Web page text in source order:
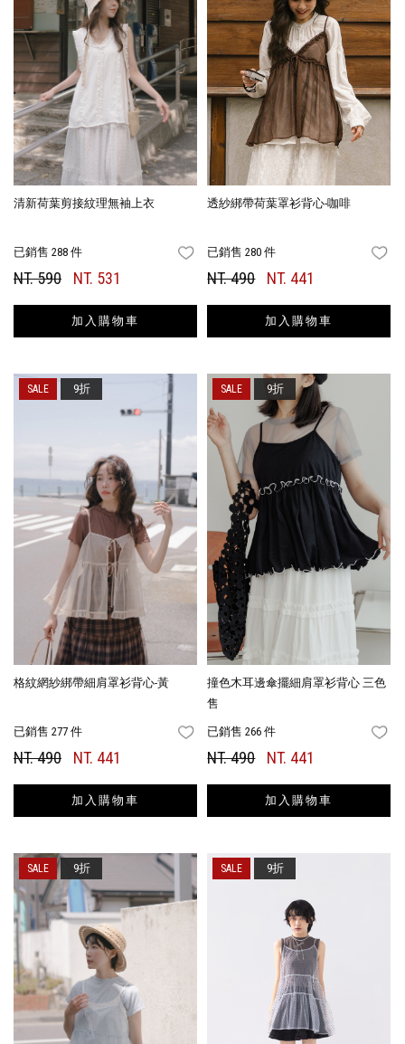
清新荷葉剪接紋理無袖上衣
已銷售 288 件 FAVORITES
NT. 590 NT. 531
加入購物車
透紗綁帶荷葉罩衫背心-咖啡
已銷售 280 件
NT. 490 NT. 441
加入購物車
格紋網紗綁帶細肩罩衫背心-黃
已銷售 277 件 FAVORITES
NT. 490 NT. 441
加入購物車
9折
撞色木耳邊傘擺細肩罩衫背心 三色
售
已銷售 266 件
NT. 490 NT. 441
加入購物車
9折
9折 9折